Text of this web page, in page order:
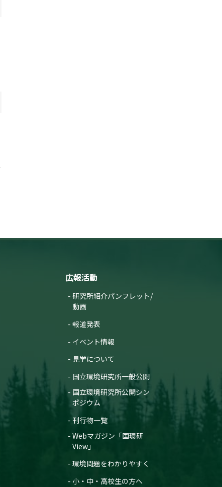
広報活動
研究所紹介パンフレット/
動画
報道発表
イベント情報
見学について
国立環境研究所一般公開
国立環境研究所公開シン
ポジウム
刊行物一覧
Webマガジン「国環研
View」
環境問題をわかりやすく
小・中・高校生の方へ